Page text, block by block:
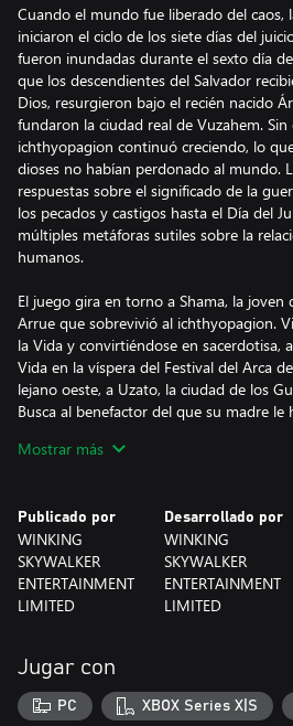
Cuando el mundo fue liberado del caos,
iniciaron el ciclo de los siete días del
fueron inundadas durante el sexto día
que los descendientes del Salvador
Dios, resurgieron bajo el recién nacido
fundaron la ciudad real de Vuzahem.
ichthyopagion continuó creciendo, lo
dioses no habían perdonado al mundo.
respuestas sobre el significado de la
los pecados y castigos hasta el Día del
múltiples metáforas sutiles sobre la
humanos.
El juego gira en torno a Shama, la joven
Arrue que sobrevivió al ichthyopagion.
la Vida y convirtiéndose en sacerdotisa,
Vida en la víspera del Festival del Arca
lejano oeste, a Uzato, la ciudad de los
Busca al benefactor del que su madre le
su madre le dejó es un alfiler. ¿Qué ha
traerá realmente paz?
Heroine Anthem ZERO 2: Scalescars
desplazamiento lateral en tiempo real
y 3D, y soporta simultáneamente tanto
con tu personaje.
Los productores del juego han utilizado
innovadora para ofrecerte un largo
combina leyendas de sirenas, así como
Mostrar más
Publicado por
WINKING
SKYWALKER
ENTERTAINMENT
LIMITED
Desarrollado por
WINKING
SKYWALKER
ENTERTAINMENT
LIMITED
Jugar con
PC XBOX Series X|S